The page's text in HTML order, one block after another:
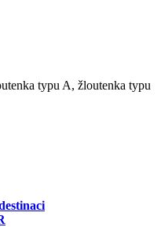
typu A, žloutenka typu